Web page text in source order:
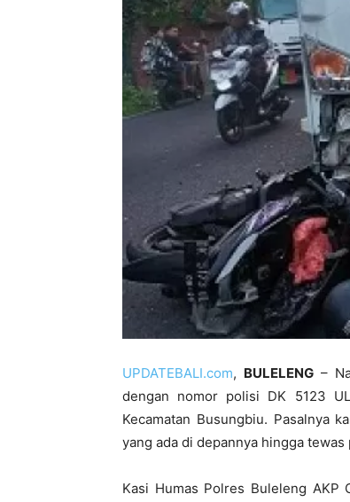
UPDATEBALI.com, BULELENG –
dengan nomor polisi DK 5123
Kecamatan Busungbiu. Pasalnya
yang ada di depannya hingga
Kasi Humas Polres Buleleng AKP